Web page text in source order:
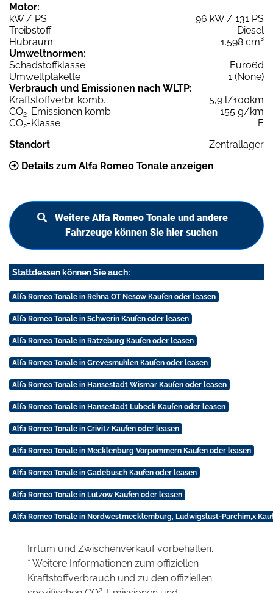
Motor:
kW / PS
96 kW / 131 PS
Treibstoff
Diesel
Hubraum
1.598 cm³
Umweltnormen:
Schadstoffklasse
Euro6d
Umweltplakette
1 (None)
Verbrauch und Emissionen nach WLTP:
Kraftstoffverbr. komb.
5,9 l/100km
CO2-Emissionen komb.
155 g/km
CO2-Klasse
E
Standort
Zentrallager
Details zum Alfa Romeo Tonale anzeigen
Weitere Alfa Romeo Tonale und andere
Fahrzeuge können Sie hier suchen
Stattdessen können Sie auch:
Alfa Romeo Tonale in Rehna OT Nesow Kaufen oder leasen
Alfa Romeo Tonale in Schwerin Kaufen oder leasen
Alfa Romeo Tonale in Ratzeburg Kaufen oder leasen
Alfa Romeo Tonale in Grevesmühlen Kaufen oder leasen
Alfa Romeo Tonale in Hansestadt Wismar Kaufen oder leasen
Alfa Romeo Tonale in Hansestadt Lübeck Kaufen oder leasen
Alfa Romeo Tonale in Crivitz Kaufen oder leasen
Alfa Romeo Tonale in Mecklenburg Vorpommern Kaufen oder leasen
Alfa Romeo Tonale in Gadebusch Kaufen oder leasen
Alfa Romeo Tonale in Lützow Kaufen oder leasen
Alfa Romeo Tonale in Nordwestmecklemburg, Ludwigslust-Parchim,x
Irrtum und Zwischenverkauf vorbehalten.
* Weitere Informationen zum offiziellen
Kraftstoffverbrauch und zu den offiziellen
2